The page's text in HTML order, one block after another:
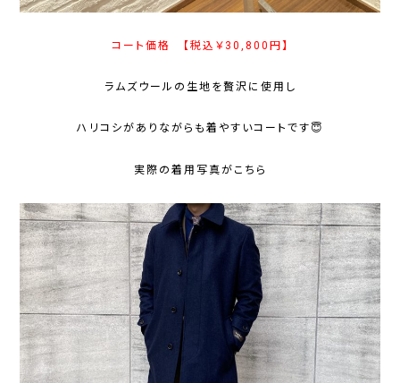
コート価格 【税込￥30,800円】
ラムズウールの生地を贅沢に使用し
ハリコシがありながらも着やすいコートです😇
実際の着用写真がこちら